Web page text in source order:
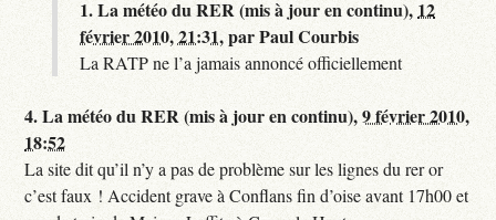
1.La météo du RER (mis à jour en continu), 12
février 2010, 21:31,parPaul Courbis
La RATP ne l’a jamais annoncé officiellement
4.La météo du RER (mis à jour en continu),9 février 2010,
18:52
La site dit qu’il n’y a pas de problème sur les lignes du rer or
c’est faux ! Accident grave à Conflans fin d’oise avant 17h00 et